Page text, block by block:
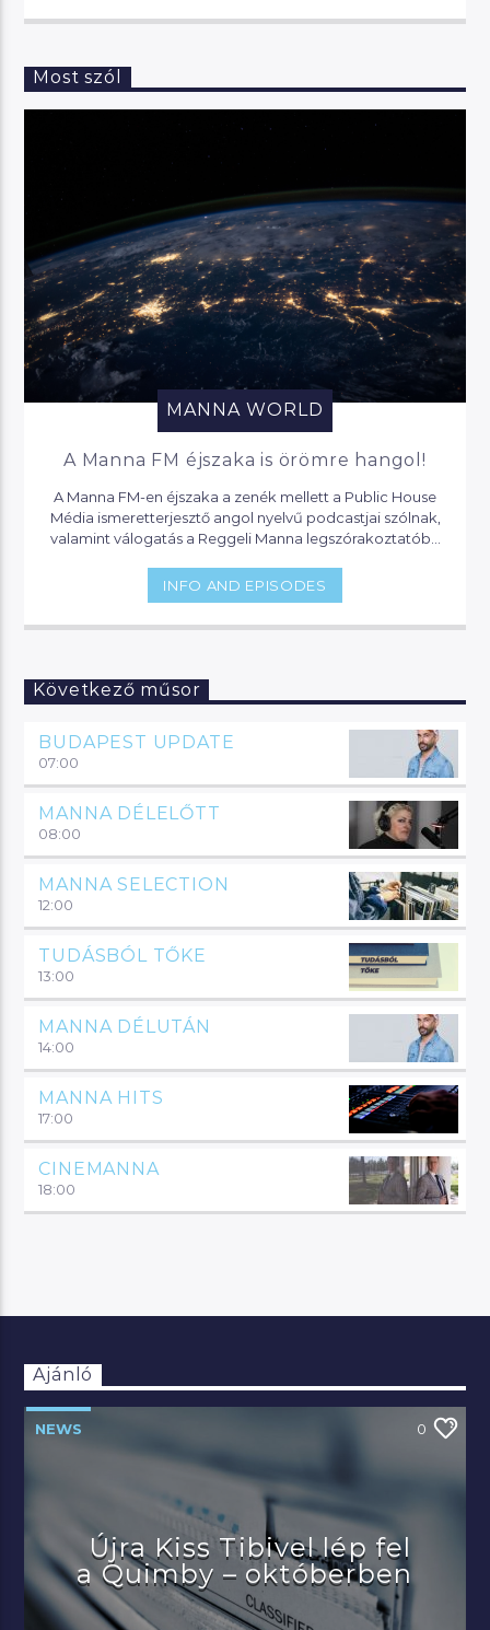
Most szól
MANNA WORLD
A Manna FM éjszaka is örömre hangol!
A Manna FM-en éjszaka a zenék mellett a Public House
Média ismeretterjesztő angol nyelvű podcastjai szólnak,
valamint válogatás a Reggeli Manna legszórakoztatóbb
INFO AND EPISODES
Következő műsor
BUDAPEST UPDATE
07:00
MANNA DÉLELŐTT
08:00
MANNA SELECTION
12:00
TUDÁSBÓL TŐKE
13:00
MANNA DÉLUTÁN
14:00
MANNA HITS
17:00
CINEMANNA
18:00
Ajánló
NEWS 0
Újra Kiss Tibivel lép fel
a Quimby – októberben